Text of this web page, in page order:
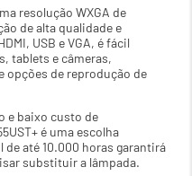
resolução WXGA de
de alta qualidade e
USB e VGA, é fácil
tablets e câmeras,
opções de reprodução de
e baixo custo de
é uma escolha
até 10.000 horas garantirá
substituir a lâmpada.